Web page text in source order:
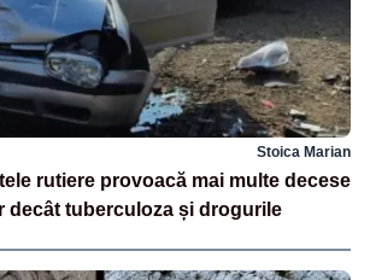
Stoica Marian
rutiere provoacă mai multe decese
decât tuberculoza și drogurile